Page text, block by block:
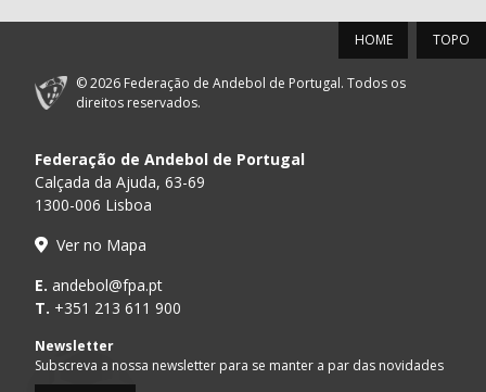
TOPO
HOME
© 2026 Federação de Andebol de Portugal. Todos os
direitos reservados.
Federação de Andebol de Portugal
Calçada da Ajuda, 63-69
1300-006 Lisboa
Ver no Mapa
E. andebol@fpa.pt
T. +351 213 611 900
Newsletter
Subscreva a nossa newsletter para se manter a par das novidades